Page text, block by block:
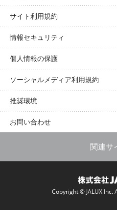
サイト利用規約
情報セキュリティ
個人情報の保護
ソーシャルメディア利用規約
推奨環境
お問い合わせ
関連サ
Copyright © JALUX Inc.